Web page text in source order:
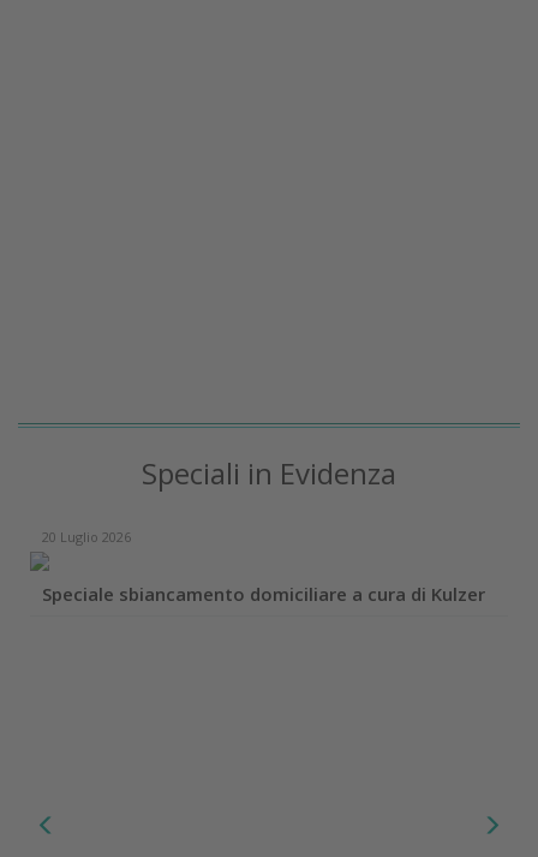
Speciali in Evidenza
20 Luglio 2026
Speciale sbiancamento domiciliare a cura di Kulzer